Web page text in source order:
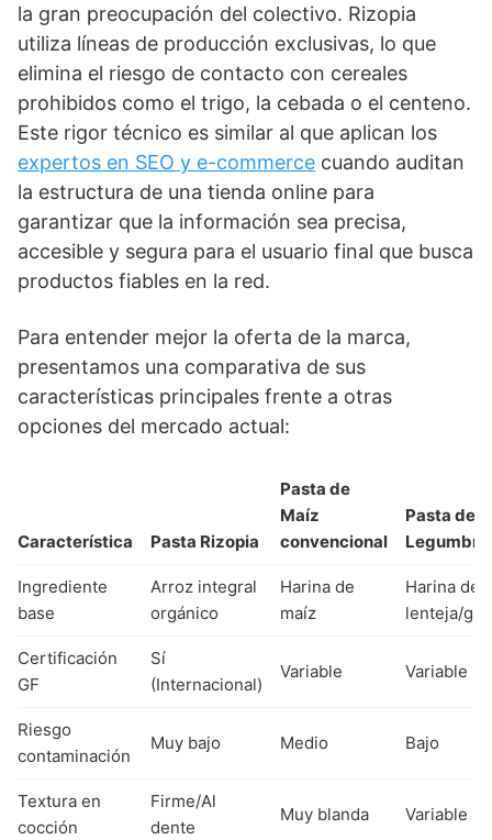
la gran preocupación del colectivo. Rizopia
utiliza líneas de producción exclusivas, lo que
elimina el riesgo de contacto con cereales
prohibidos como el trigo, la cebada o el centeno.
Este rigor técnico es similar al que aplican los
expertos en SEO y e-commerce cuando auditan
la estructura de una tienda online para
garantizar que la información sea precisa,
accesible y segura para el usuario final que busca
productos fiables en la red.
Para entender mejor la oferta de la marca,
presentamos una comparativa de sus
características principales frente a otras
opciones del mercado actual:
Característica Pasta Rizopia
Pasta de
Maíz
convencional
Pasta de
Ingrediente
base
Arroz integral
orgánico
Harina de
maíz
Harina de
lenteja/
Certificación
GF
Sí
(Internacional)
Variable Variable
Riesgo
contaminación
Muy bajo Medio Bajo
Textura en
cocción
Firme/Al
dente
Muy blanda Variable